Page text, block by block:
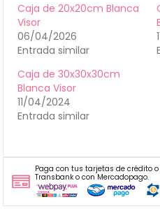
Caja de 20x20cm Blanca
Visor
06/04/2026
Entrada similar
Caja de 30x30x30cm
Blanca Visor
11/04/2024
Entrada similar
Paga con tus tarjetas de crédito
Transbank o con Mercadopago.